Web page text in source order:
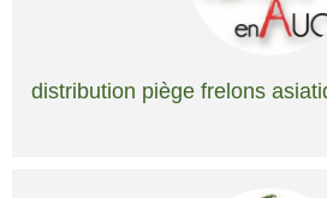
distribution piège frelons